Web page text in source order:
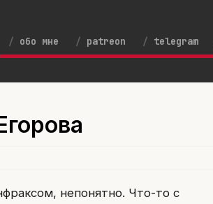
обо мне patreon telegram
непонятно. Что-то с